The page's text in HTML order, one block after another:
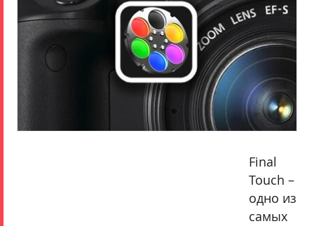
Final
Touch –
одно из
самых
много-